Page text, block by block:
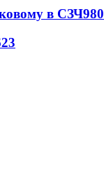
в СЗЧ